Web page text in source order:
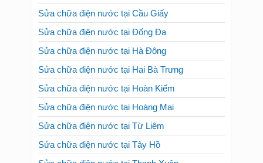
Sửa chữa điện nước tại Cầu Giấy
Sửa chữa điện nước tại Đống Đa
Sửa chữa điện nước tại Hà Đông
Sửa chữa điện nước tại Hai Bà Trưng
Sửa chữa điện nước tại Hoàn Kiếm
Sửa chữa điện nước tại Hoàng Mai
Sửa chữa điện nước tại Từ Liêm
Sửa chữa điện nước tại Tây Hồ